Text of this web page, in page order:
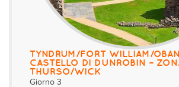
TYNDRUM/FORT WILLIAM/
CASTELLO DI DUNROBIN –
THURSO/WICK
Giorno 3